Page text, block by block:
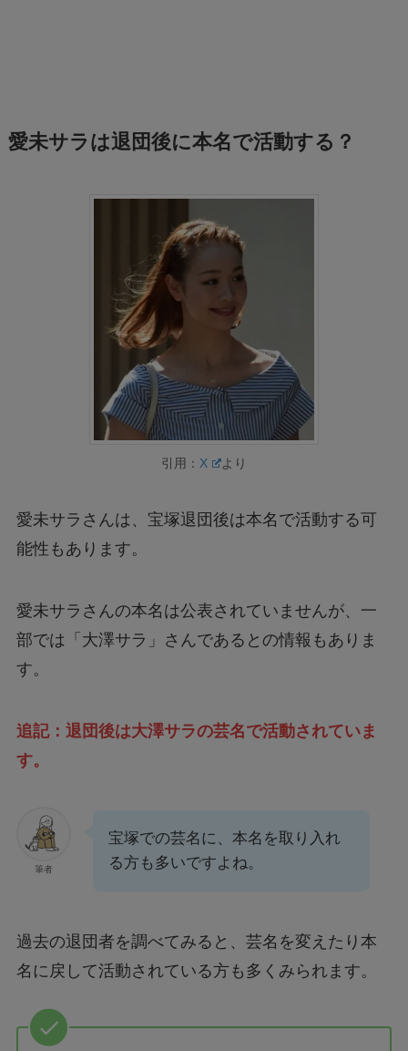
愛未サラは退団後に本名で活動する？
引用： X より
愛未サラさんは、宝塚退団後は本名で活動する可
能性もあります。
愛未サラさんの本名は公表されていませんが、一
部では「大澤サラ」さんであるとの情報もありま
す。
追記：退団後は大澤サラの芸名で活動されていま
す。
筆者
宝塚での芸名に、本名を取り入れ
る方も多いですよね。
過去の退団者を調べてみると、芸名を変えたり本
名に戻して活動されている方も多くみられます。